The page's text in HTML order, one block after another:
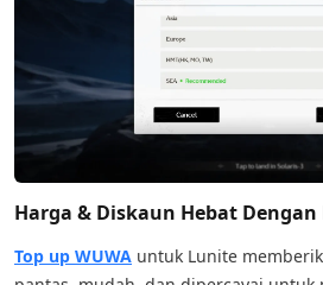
Harga & Diskaun Hebat
Top up WUWA untuk Lunite